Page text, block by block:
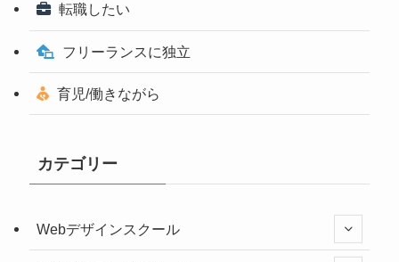
転職したい
フリーランスに独立
育児/働きながら
カテゴリー
Webデザインスクール